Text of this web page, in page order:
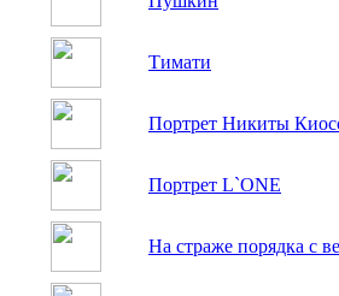
Тимати
Портрет Никиты
Портрет L`ONE
На страже порядка с